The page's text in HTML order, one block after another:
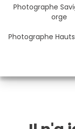
Photographe
orge
Photographe